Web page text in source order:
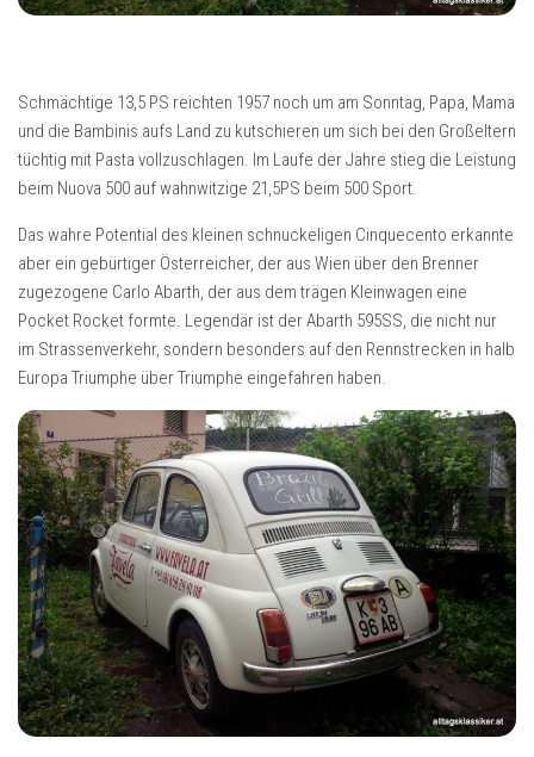
Schmächtige 13,5 PS reichten 1957 noch um am Sonntag, Papa, Mama
und die Bambinis aufs Land zu kutschieren um sich bei den Großeltern
tüchtig mit Pasta vollzuschlagen. Im Laufe der Jahre stieg die Leistung
beim Nuova 500 auf wahnwitzige 21,5PS beim 500 Sport.
Das wahre Potential des kleinen schnuckeligen Cinquecento erkannte
aber ein gebürtiger Österreicher, der aus Wien über den Brenner
zugezogene Carlo Abarth, der aus dem trägen Kleinwagen eine
Pocket Rocket formte. Legendär ist der Abarth 595SS, die nicht nur
im Strassenverkehr, sondern besonders auf den Rennstrecken in halb
Europa Triumphe über Triumphe eingefahren haben.